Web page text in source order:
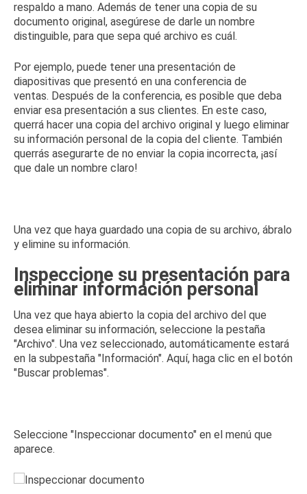
respaldo a mano. Además de tener una copia de su
documento original, asegúrese de darle un nombre
distinguible, para que sepa qué archivo es cuál.
Por ejemplo, puede tener una presentación de
diapositivas que presentó en una conferencia de
ventas. Después de la conferencia, es posible que deba
enviar esa presentación a sus clientes. En este caso,
querrá hacer una copia del archivo original y luego eliminar
su información personal de la copia del cliente. También
querrás asegurarte de no enviar la copia incorrecta, ¡así
que dale un nombre claro!
Una vez que haya guardado una copia de su archivo, ábralo
y elimine su información.
Inspeccione su presentación para
eliminar información personal
Una vez que haya abierto la copia del archivo del que
desea eliminar su información, seleccione la pestaña
"Archivo". Una vez seleccionado, automáticamente estará
en la subpestaña "Información". Aquí, haga clic en el botón
"Buscar problemas".
Seleccione "Inspeccionar documento" en el menú que
aparece.